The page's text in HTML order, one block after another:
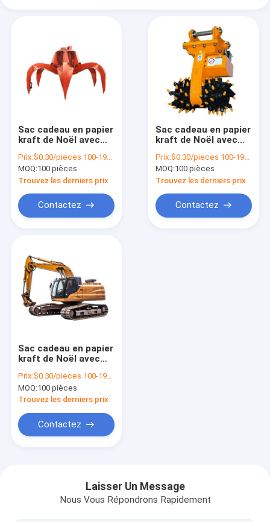
Sac cadeau en papier
kraft de Noël avec
pour la fête de Noël
Prix:$0.30/pieces 100-1999 pieces
MOQ:100 pièces
Trouvez les derniers prix
Contactez
Sac cadeau en papier
kraft de Noël avec
pour la fête de Noël
Prix:$0.30/pieces 100-1999 pieces
MOQ:100 pièces
Trouvez les derniers prix
Contactez
Sac cadeau en papier
kraft de Noël avec
pour la fête de Noël
Prix:$0.30/pieces 100-1999 pieces
MOQ:100 pièces
Trouvez les derniers prix
Contactez
Laisser Un Message
Nous Vous Répondrons Rapidement